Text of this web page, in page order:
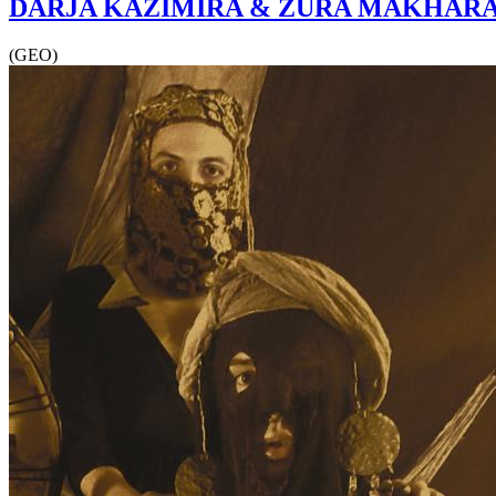
DARJA KAZIMIRA & ZURA
(GEO)